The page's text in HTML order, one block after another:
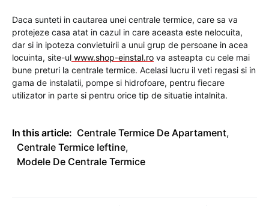
Daca sunteti in cautarea unei centrale termice, care sa va
protejeze casa atat in cazul in care aceasta este nelocuita,
dar si in ipoteza convietuirii a unui grup de persoane in acea
locuinta, site-ul www.shop-einstal.ro va asteapta cu cele mai
bune preturi la centrale termice. Acelasi lucru il veti regasi si in
gama de instalatii, pompe si hidrofoare, pentru fiecare
utilizator in parte si pentru orice tip de situatie intalnita.
In this article: Centrale Termice De Apartament,
Centrale Termice Ieftine,
Modele De Centrale Termice